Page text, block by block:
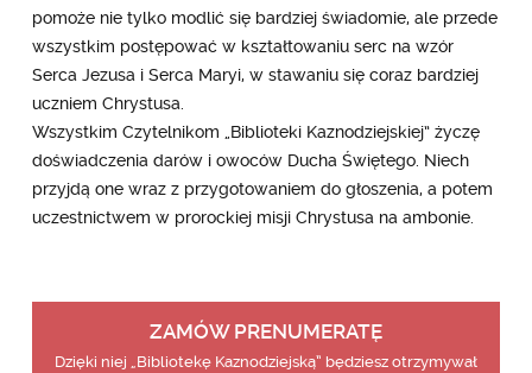
pomoże nie tylko modlić się bardziej świadomie, ale przede
wszystkim postępować w kształtowaniu serc na wzór
Serca Jezusa i Serca Maryi, w stawaniu się coraz bardziej
uczniem Chrystusa.
Wszystkim Czytelnikom „Biblioteki Kaznodziejskiej” życzę
doświadczenia darów i owoców Ducha Świętego. Niech
przyjdą one wraz z przygotowaniem do głoszenia, a potem
uczestnictwem w prorockiej misji Chrystusa na ambonie.
ZAMÓW PRENUMERATĘ
Dzięki niej „Bibliotekę Kaznodziejską” będziesz otrzymywał